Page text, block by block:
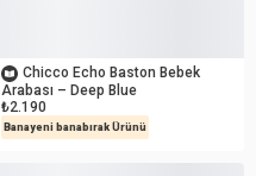
Chicco Echo Baston Bebek
Arabası – Deep Blue
₺2.190
Banayeni banabırak Ürünü